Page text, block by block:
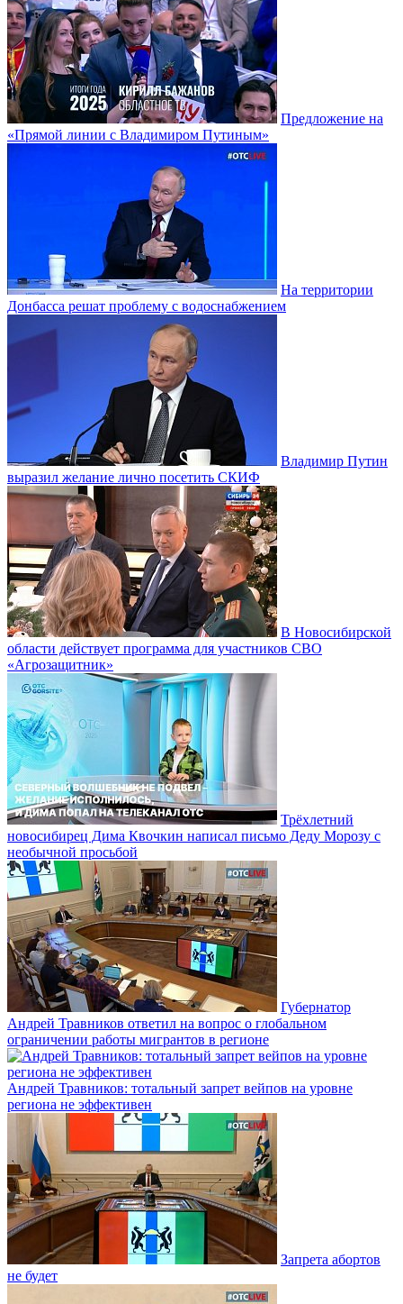
Предложение на
«Прямой линии с Владимиром Путиным»
На территории
Донбасса решат проблему с водоснабжением
Владимир Путин
выразил желание лично посетить СКИФ
В Новосибирской
области действует программа для участников СВО
«Агрозащитник»
Трёхлетний
новосибирец Дима Квочкин написал письмо Деду Морозу с
необычной просьбой
Губернатор
Андрей Травников ответил на вопрос о глобальном
ограничении работы мигрантов в регионе
Андрей Травников: тотальный запрет вейпов на уровне
региона не эффективен
Запрета абортов
не будет